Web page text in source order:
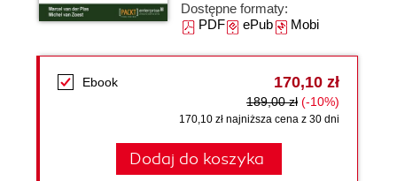
Dostępne formaty:
PDFePubMobi
Ebook 170,10 zł
189,00 zł (-10%)
170,10 zł najniższa cena z 30 dni
Dodaj do koszyka